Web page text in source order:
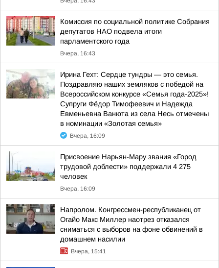
Комиссия по социальной политике Собрания
депутатов НАО подвела итоги
парламентского года
Вчера, 16:43
Ирина Гехт: Сердце тундры — это семья.
Поздравляю наших земляков с победой на
Всероссийском конкурсе «Семья года-2025»!
Супруги Фёдор Тимофеевич и Надежда
Евменьевна Ванюта из села Несь отмечены
в номинации «Золотая семья»
Вчера, 16:09
Присвоение Нарьян-Мару звания «Город
трудовой доблести» поддержали 4 275
человек
Вчера, 16:09
Напролом. Конгрессмен-республиканец от
Огайо Макс Миллер наотрез отказался
сниматься с выборов на фоне обвинений в
домашнем насилии
Вчера, 15:41